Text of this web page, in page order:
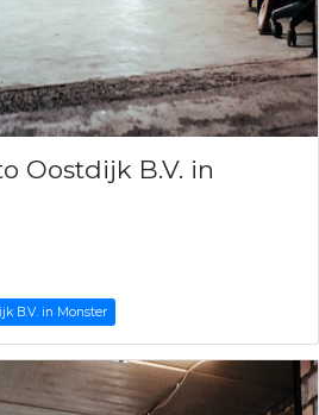
Oostdijk B.V. in
B.V. in Monster